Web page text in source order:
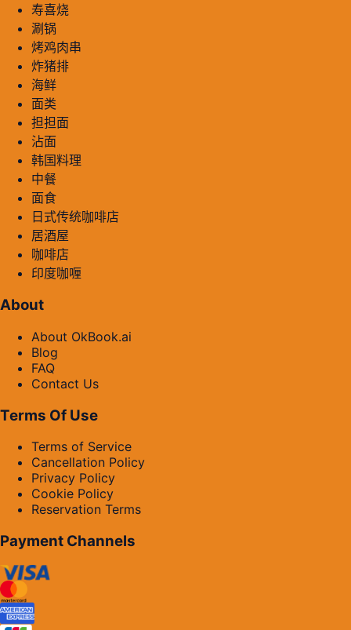
寿喜烧
涮锅
烤鸡肉串
炸猪排
海鲜
面类
担担面
沾面
韩国料理
中餐
面食
日式传统咖啡店
居酒屋
咖啡店
印度咖喱
About
About OkBook.ai
Blog
FAQ
Contact Us
Terms Of Use
Terms of Service
Cancellation Policy
Privacy Policy
Cookie Policy
Reservation Terms
Payment Channels